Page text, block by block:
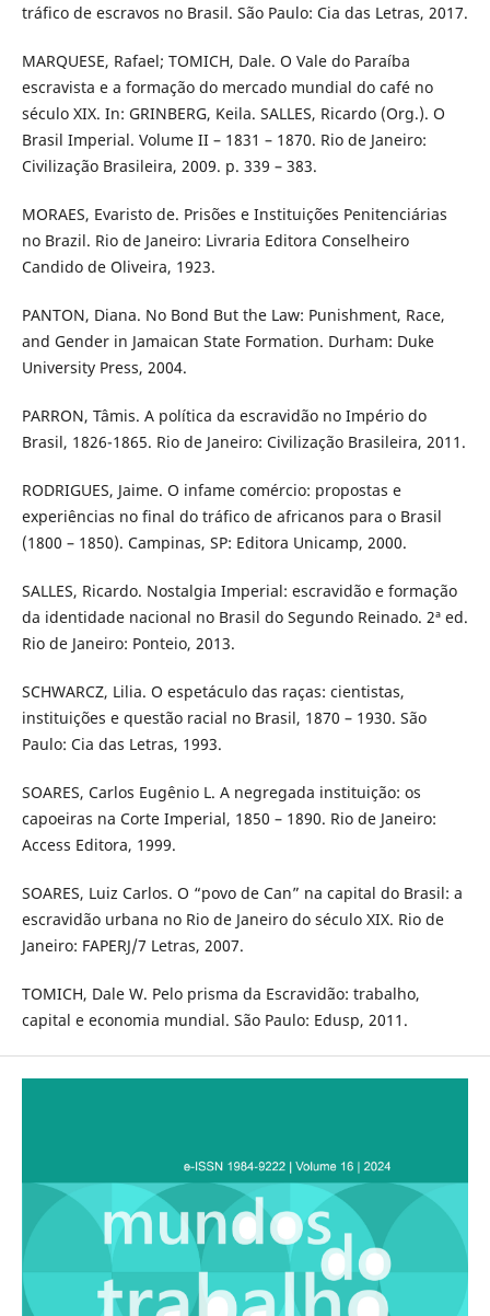
tráfico de escravos no Brasil. São Paulo: Cia das Letras, 2017.
MARQUESE, Rafael; TOMICH, Dale. O Vale do Paraíba
escravista e a formação do mercado mundial do café no
século XIX. In: GRINBERG, Keila. SALLES, Ricardo (Org.). O
Brasil Imperial. Volume II – 1831 – 1870. Rio de Janeiro:
Civilização Brasileira, 2009. p. 339 – 383.
MORAES, Evaristo de. Prisões e Instituições Penitenciárias
no Brazil. Rio de Janeiro: Livraria Editora Conselheiro
Candido de Oliveira, 1923.
PANTON, Diana. No Bond But the Law: Punishment, Race,
and Gender in Jamaican State Formation. Durham: Duke
University Press, 2004.
PARRON, Tâmis. A política da escravidão no Império do
Brasil, 1826-1865. Rio de Janeiro: Civilização Brasileira, 2011.
RODRIGUES, Jaime. O infame comércio: propostas e
experiências no final do tráfico de africanos para o Brasil
(1800 – 1850). Campinas, SP: Editora Unicamp, 2000.
SALLES, Ricardo. Nostalgia Imperial: escravidão e formação
da identidade nacional no Brasil do Segundo Reinado. 2ª ed.
Rio de Janeiro: Ponteio, 2013.
SCHWARCZ, Lilia. O espetáculo das raças: cientistas,
instituições e questão racial no Brasil, 1870 – 1930. São
Paulo: Cia das Letras, 1993.
SOARES, Carlos Eugênio L. A negregada instituição: os
capoeiras na Corte Imperial, 1850 – 1890. Rio de Janeiro:
Access Editora, 1999.
SOARES, Luiz Carlos. O “povo de Can” na capital do Brasil: a
escravidão urbana no Rio de Janeiro do século XIX. Rio de
Janeiro: FAPERJ/7 Letras, 2007.
TOMICH, Dale W. Pelo prisma da Escravidão: trabalho,
capital e economia mundial. São Paulo: Edusp, 2011.